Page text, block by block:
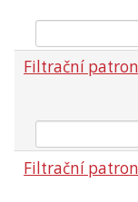
Filtrační
Filtrační